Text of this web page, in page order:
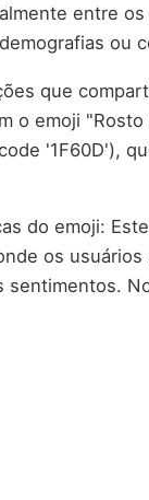
entre
ou
que
o emoji
'1F60D'),
do emoji:
os